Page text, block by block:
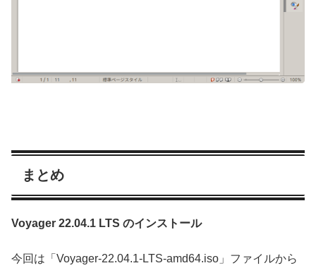
まとめ
Voyager 22.04.1 LTS のインストール
今回は「Voyager-22.04.1-LTS-amd64.iso」ファイルから